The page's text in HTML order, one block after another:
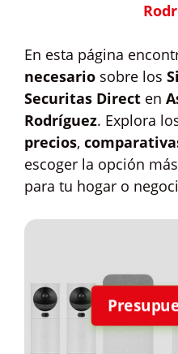
En esta página
necesario sobre los
Securitas Direct en
Rodríguez. Explora
precios,
escoger la opción
para tu hogar o